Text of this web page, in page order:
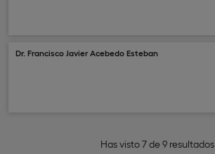
Dr. Francisco Javier Acebedo Esteban
Has visto7de9 resultados